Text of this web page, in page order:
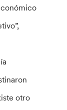
otro